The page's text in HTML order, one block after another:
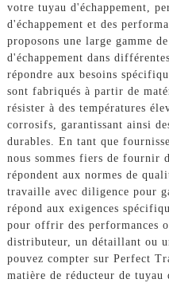
votre tuyau d'échappement,
d'échappement et des
proposons une large gamme
d'échappement dans
répondre aux besoins
sont fabriqués à partir de
résister à des températures
corrosifs, garantissant ainsi
durables. En tant que
nous sommes fiers de fournir
répondent aux normes de
travaille avec diligence pour
répond aux exigences
pour offrir des performances
distributeur, un détaillant ou
pouvez compter sur Perfect
matière de réducteur de tuyau